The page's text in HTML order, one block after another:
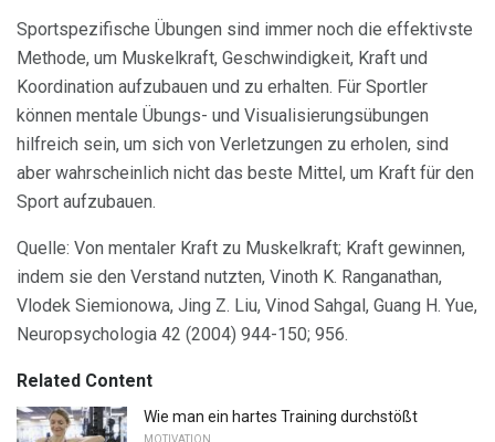
Sportspezifische Übungen sind immer noch die effektivste
Methode, um Muskelkraft, Geschwindigkeit, Kraft und
Koordination aufzubauen und zu erhalten. Für Sportler
können mentale Übungs- und Visualisierungsübungen
hilfreich sein, um sich von Verletzungen zu erholen, sind
aber wahrscheinlich nicht das beste Mittel, um Kraft für den
Sport aufzubauen.
Quelle: Von mentaler Kraft zu Muskelkraft; Kraft gewinnen,
indem sie den Verstand nutzten, Vinoth K. Ranganathan,
Vlodek Siemionowa, Jing Z. Liu, Vinod Sahgal, Guang H. Yue,
Neuropsychologia 42 (2004) 944-150; 956.
Related Content
Wie man ein hartes Training durchstößt
MOTIVATION